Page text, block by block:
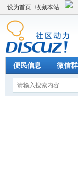
设为首页 收藏本站
便民信息 微信群